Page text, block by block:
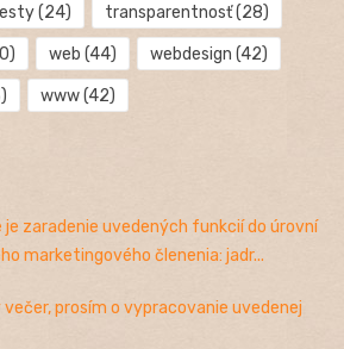
(24) transparentnosť(28)
web (44) webdesign (42)
www(42)
je zaradenie uvedených funkcií do úrovní
marketingového členenia: jadr...
večer, prosím o vypracovanie uvedenej